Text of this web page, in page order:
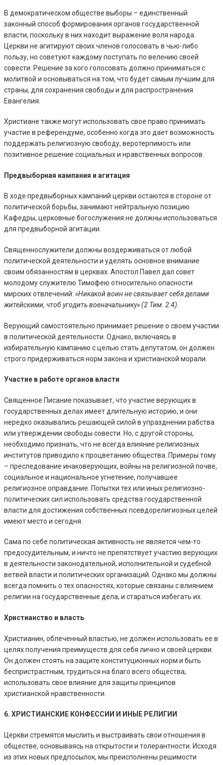
В демократическом обществе выборы – единственный
законный способ формирования органов государственной
власти, поскольку в них находит выражение воля народа.
Церкви не агитируют своих членов голосовать в чью-либо
пользу, но советуют каждому поступать по велению своей
совести. Решение за кого голосовать должно приниматься с
молитвой и основываться на том, что будет самым лучшим для
страны, для сохранения свободы и для распространения
Евангелия.
Христиане также могут использовать свое право принимать
участие в референдуме, особенно когда это дает возможность
поддержать религиозную свободу, веротерпимость или
позитивное решение социальных и нравственных вопросов.
Предвыборная кампания и агитация
В ходе предвыборных кампаний церкви остаются в стороне от
политической борьбы, занимают нейтральную позицию.
Кафедры, церковные богослужения не должны использоваться
для предвыборной агитации.
Священнослужители должны воздерживаться от любой
политической деятельности и уделять основное внимание
своим обязанностям в церквах. Апостол Павел дал совет
молодому служителю Тимофею относительно опасности
мирских отвлечений: «Никакой воин не связывает себя делами
житейскими, чтоб угодить военачальнику» (2 Тим. 2:4)
Верующий самостоятельно принимает решение о своем участии
в политической деятельности. Однако, включаясь в
избирательную кампанию с целью стать депутатом, он должен
строго придерживаться норм закона и христианской морали.
Участие в работе органов власти
Священное Писание показывает, что участие верующих в
государственных делах имеет длительную историю, и они
нередко оказывались решающей силой в упразднении рабства
или утверждении свободы совести. Но, с другой стороны,
необходимо признать, что не всегда влияние религиозных
институтов приводило к процветанию общества. Примеры тому
– преследование инаковерующих, войны на религиозной почве,
социальное и национальное угнетение, получавшее
религиозное оправдание. Попытки тех или иных религиозно-
политических сил использовать средства государственной
власти для достижения собственных псевдорелигиозных целей
имеют место и сегодня.
Сама по себе политическая активность не является чем-то
предосудительным, и ничто не препятствует участию верующих
в деятельности законодательной, исполнительной и судебной
ветвей власти и политических организаций. Однако мы должны
всегда помнить о тех опасностях, которые связаны с влиянием
религии на государственные дела, и стараться избегать их.
Христианство и власть
Христианин, облеченный властью, не должен использовать ее в
целях получения преимуществ для себя лично и своей церкви.
Он должен стоять на защите конституционных норм и быть
беспристрастным, трудиться на благо всего общества,
использовать свое влияние для защиты принципов
христианской нравственности.
6. ХРИСТИАНСКИЕ КОНФЕССИИ И ИНЫЕ РЕЛИГИИ
Церкви стремятся мыслить и выстраивать свои отношения в
обществе, основываясь на открытости и толерантности. Исходя
из этих новых предпосылок, мы преисполнены решимости